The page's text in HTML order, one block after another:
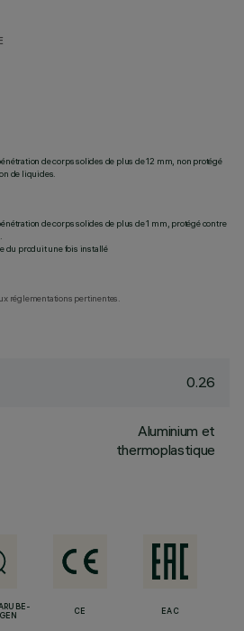
de corps solides de plus de 12 mm, non protégé
de liquides.
de corps solides de plus de 1 mm, protégé contre
du produit une fois installé
réglementations pertinentes.
0.26
Aluminium et
thermoplastique
CE EAC